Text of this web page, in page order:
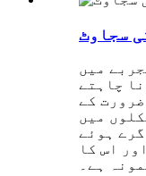
سجاوٹ
میں
چاہتے
کے
میں
ہوئے
اس کا
ہے۔